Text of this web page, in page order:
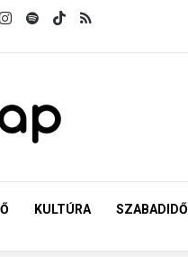
Instagram
SpotifyTikTok
KULTÚRA SZABADIDŐ